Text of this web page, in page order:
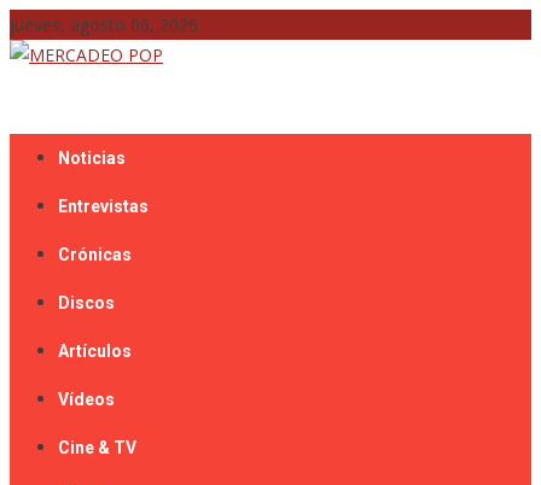
Skip
to
jueves, agosto 06, 2026
Noticias
Entrevistas
Crónicas
Discos
Artículos
Vídeos
Cine & TV